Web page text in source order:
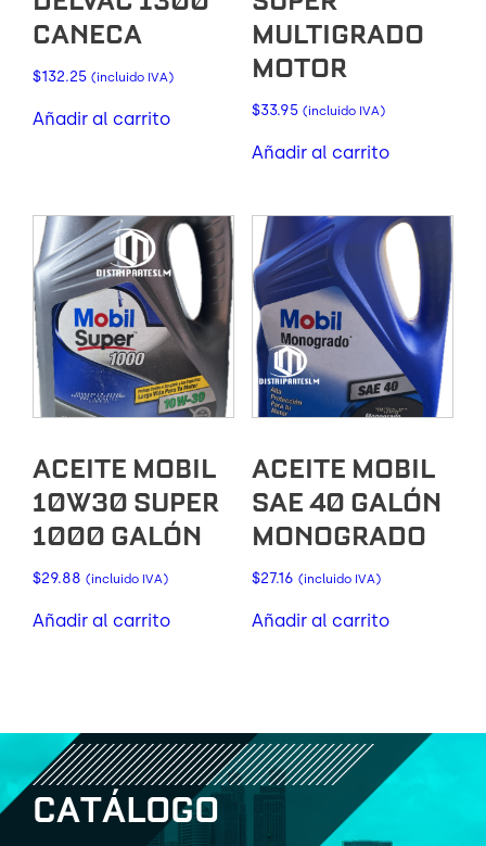
CANECA
$132.25 (incluido IVA)
Añadir al carrito
MULTIGRADO
MOTOR
$33.95 (incluido IVA)
Añadir al carrito
ACEITE MOBIL
10W30 SUPER
1000 GALÓN
$29.88 (incluido IVA)
Añadir al carrito
ACEITE MOBIL
SAE 40 GALÓN
MONOGRADO
$27.16 (incluido IVA)
Añadir al carrito
CATÁLOGO